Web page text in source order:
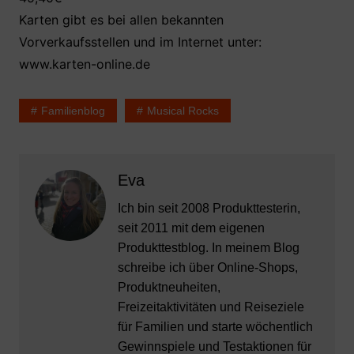
Karten gibt es bei allen bekannten
Vorverkaufsstellen und im Internet unter:
www.karten-online.de
Familienblog Musical Rocks
Eva
Ich bin seit 2008 Produkttesterin,
seit 2011 mit dem eigenen
Produkttestblog. In meinem Blog
schreibe ich über Online-Shops,
Produktneuheiten,
Freizeitaktivitäten und Reiseziele
für Familien und starte wöchentlich
Gewinnspiele und Testaktionen für